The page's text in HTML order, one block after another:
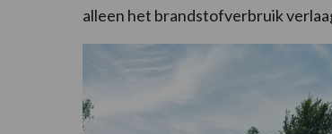
alleen het brandstofverbruik